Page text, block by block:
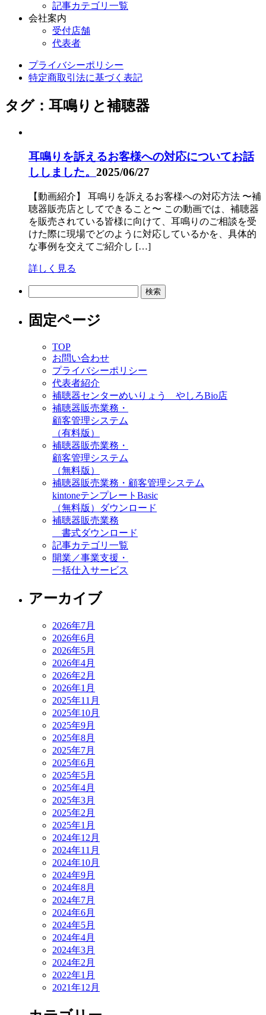
記事カテゴリ一覧
会社案内
受付店舗
代表者
プライバシーポリシー
特定商取引法に基づく表記
タグ：耳鳴りと補聴器
耳鳴りを訴えるお客様への対応についてお話
ししました。 2025/06/27
【動画紹介】 耳鳴りを訴えるお客様への対応方法 〜補
聴器販売店としてできること〜 この動画では、補聴器
を販売されている皆様に向けて、耳鳴りのご相談を受
けた際に現場でどのように対応しているかを、具体的
な事例を交えてご紹介し […]
詳しく見る
固定ページ
TOP
お問い合わせ
プライバシーポリシー
代表者紹介
補聴器センターめいりょう やしろBio店
補聴器販売業務・
顧客管理システム
（有料版）
補聴器販売業務・
顧客管理システム
（無料版）
補聴器販売業務・顧客管理システム
kintoneテンプレートBasic
（無料版）ダウンロード
補聴器販売業務
書式ダウンロード
記事カテゴリ一覧
開業／事業支援・
一括仕入サービス
アーカイブ
2026年7月
2026年6月
2026年5月
2026年4月
2026年2月
2026年1月
2025年11月
2025年10月
2025年9月
2025年8月
2025年7月
2025年6月
2025年5月
2025年4月
2025年3月
2025年2月
2025年1月
2024年12月
2024年11月
2024年10月
2024年9月
2024年8月
2024年7月
2024年6月
2024年5月
2024年4月
2024年3月
2024年2月
2022年1月
2021年12月